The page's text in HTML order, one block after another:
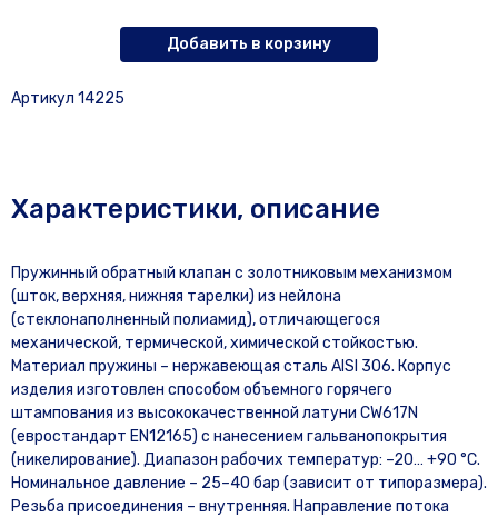
Добавить в корзину
Артикул 14225
Характеристики, описание
Пружинный обратный клапан с золотниковым механизмом
(шток, верхняя, нижняя тарелки) из нейлона
(стеклонаполненный полиамид), отличающегося
механической, термической, химической стойкостью.
Материал пружины – нержавеющая сталь AISI 306. Корпус
изделия изготовлен способом объемного горячего
штампования из высококачественной латуни CW617N
(евростандарт EN12165) с нанесением гальванопокрытия
(никелирование). Диапазон рабочих температур: –20… +90 °С.
Номинальное давление – 25–40 бар (зависит от типоразмера).
Резьба присоединения – внутренняя. Направление потока